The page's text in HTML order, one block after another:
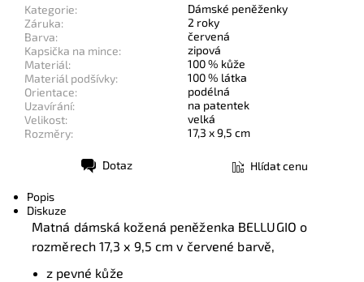
Kategorie:
Dámské peněženky
Záruka:
2 roky
Barva:
červená
Kapsička na mince:
zipová
Materiál:
100 % kůže
Materiál podšívky:
100 % látka
Orientace:
podélná
Uzavírání:
na patentek
Velikost:
velká
Rozměry:
17,3 x 9,5 cm
Dotaz Hlídat cenu
Popis
Diskuze
Matná dámská kožená peněženka BELLUGIO o
rozměrech 17,3 x 9,5 cm v červené barvě,
z pevné kůže